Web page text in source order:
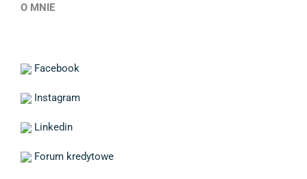
O MNIE
Facebook
Instagram
Linkedin
Forum kredytowe